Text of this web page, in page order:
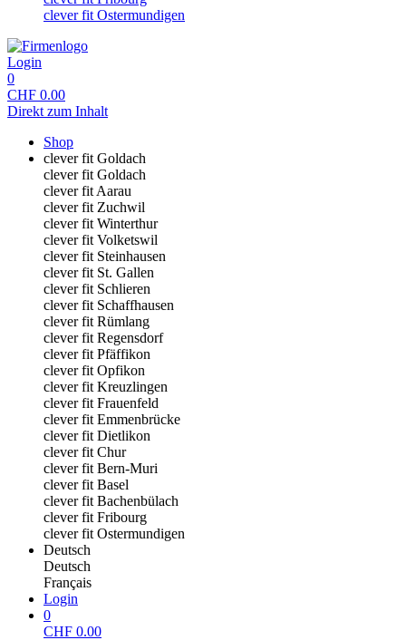
clever fit Ostermundigen
Login
0
CHF 0.00
Direkt zum Inhalt
Shop
clever fit Goldach
clever fit Goldach
clever fit Aarau
clever fit Zuchwil
clever fit Winterthur
clever fit Volketswil
clever fit Steinhausen
clever fit St. Gallen
clever fit Schlieren
clever fit Schaffhausen
clever fit Rümlang
clever fit Regensdorf
clever fit Pfäffikon
clever fit Opfikon
clever fit Kreuzlingen
clever fit Frauenfeld
clever fit Emmenbrücke
clever fit Dietlikon
clever fit Chur
clever fit Bern-Muri
clever fit Basel
clever fit Bachenbülach
clever fit Fribourg
clever fit Ostermundigen
Deutsch
Deutsch
Français
Login
0
CHF 0.00